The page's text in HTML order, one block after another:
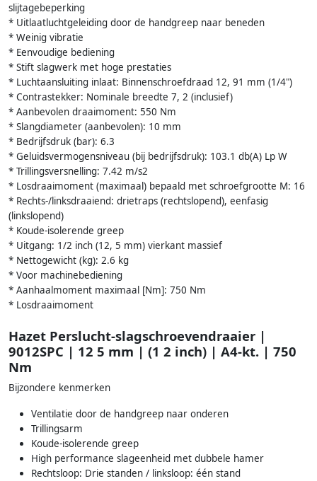
slijtagebeperking
* Uitlaatluchtgeleiding door de handgreep naar beneden
* Weinig vibratie
* Eenvoudige bediening
* Stift slagwerk met hoge prestaties
* Luchtaansluiting inlaat: Binnenschroefdraad 12, 91 mm (1/4")
* Contrastekker: Nominale breedte 7, 2 (inclusief)
* Aanbevolen draaimoment: 550 Nm
* Slangdiameter (aanbevolen): 10 mm
* Bedrijfsdruk (bar): 6.3
* Geluidsvermogensniveau (bij bedrijfsdruk): 103.1 db(A) Lp W
* Trillingsversnelling: 7.42 m/s2
* Losdraaimoment (maximaal) bepaald met schroefgrootte M: 16
* Rechts-/linksdraaiend: drietraps (rechtslopend), eenfasig
(linkslopend)
* Koude-isolerende greep
* Uitgang: 1/2 inch (12, 5 mm) vierkant massief
* Nettogewicht (kg): 2.6 kg
* Voor machinebediening
* Aanhaalmoment maximaal [Nm]: 750 Nm
* Losdraaimoment
Hazet Perslucht-slagschroevendraaier |
9012SPC | 12 5 mm | (1 2 inch) | A4-kt. | 750
Nm
Bijzondere kenmerken
Ventilatie door de handgreep naar onderen
Trillingsarm
Koude-isolerende greep
High performance slageenheid met dubbele hamer
Rechtsloop: Drie standen / linksloop: één stand